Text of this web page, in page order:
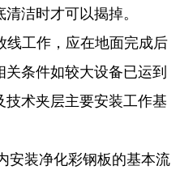
洁时才可以揭掉。
工作，应在地面完成后
条件如较大设备已运到
术夹层主要安装工作基
装净化彩钢板的基本流